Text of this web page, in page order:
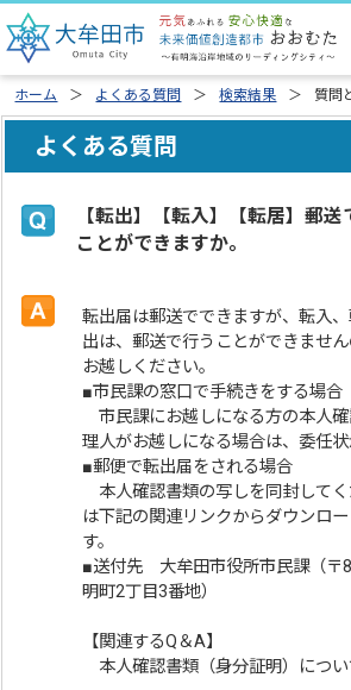
ホーム よくある質問 検索結果 質問
よくある質問
【転出】【転入】【転居】郵
ことができますか。
転出届は郵送でできますが、転入
出は、郵送で行うことができませ
お越しください。
■市民課の窓口で手続きをする場合
市民課にお越しになる方の本人
理人がお越しになる場合は、委任状
■郵便で転出届をされる場合
本人確認書類の写しを同封して
は下記の関連リンクからダウンロ
す。
■送付先 大牟田市役所市民課（
明町2丁目3番地）
【関連するQ＆A】
本人確認書類（身分証明）につい